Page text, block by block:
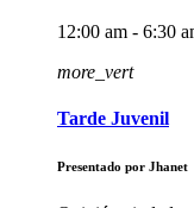
12:00 am - 6:30
more_vert
Tarde Juvenil
Presentado por Jhanet